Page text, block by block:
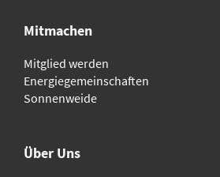
Mitmachen
Mitglied werden
Energiegemeinschaften
Sonnenweide
Über Uns